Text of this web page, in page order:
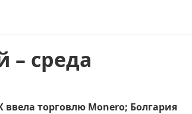
– среда
торговлю Monero; Болгария